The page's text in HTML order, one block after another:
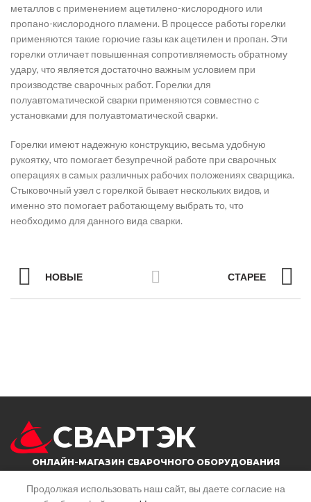
металлов с применением ацетилено-кислородного или
пропано-кислородного пламени. В процессе работы горелки
применяются такие горючие газы как ацетилен и пропан. Эти
горелки отличает повышенная сопротивляемость обратному
удару, что является достаточно важным условием при
производстве сварочных работ. Горелки для
полуавтоматической сварки применяются совместно с
установками для полуавтоматической сварки.
Горелки имеют надежную конструкцию, весьма удобную
рукоятку, что помогает безупречной работе при сварочных
операциях в самых различных рабочих положениях сварщика.
Стыковочный узел с горелкой бывает нескольких видов, и
именно это помогает работающему выбрать то, что
необходимо для данного вида сварки.
НОВЫЕ СТАРЕЕ
ОНЛАЙН-МАГАЗИН СВАРОЧНОГО ОБОРУДОВАНИЯ
Продолжая использовать наш сайт, вы даете согласие на